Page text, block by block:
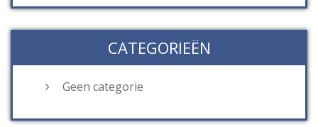
CATEGORIEËN
Geen categorie